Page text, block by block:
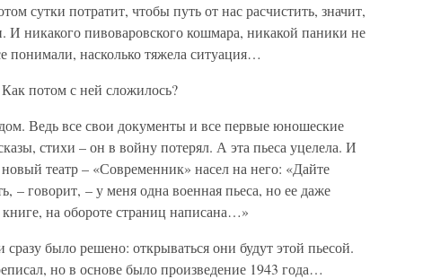
сутки потратит, чтобы путь от нас расчистить, значит,
никакого пивоваровского кошмара, никакой паники не
понимали, насколько тяжела ситуация…
потом с ней сложилось?
Ведь все свои документы и все первые юношеские
стихи – он в войну потерял. А эта пьеса уцелела. И
театр – «Современник» насел на него: «Дайте
– говорит, – у меня одна военная пьеса, но ее даже
на обороте страниц написана…»
было решено: открываться они будут этой пьесой.
но в основе было произведение 1943 года…